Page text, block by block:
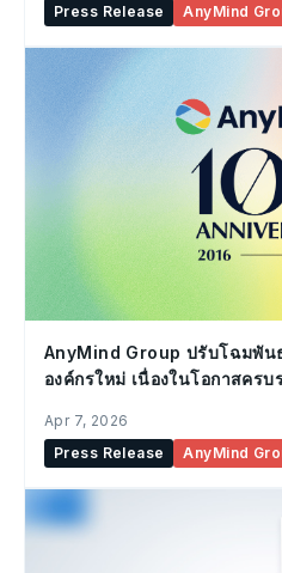
Press Release AnyMind
AnyMind Group ปรับโฉมพั
องค์กรใหม่ เนื่องในโอกาสครบ
Apr 7, 2026
Press Release
AnyMind